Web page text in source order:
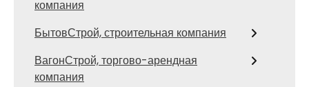
компания
БытовСтрой, строительная компания
ВагонСтрой, торгово-арендная
компания